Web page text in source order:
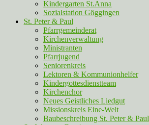
Kindergarten St.Anna
Sozialstation Göggingen
St. Peter & Paul
Pfarrgemeinderat
Kirchenverwaltung
Ministranten
Pfarrjugend
Seniorenkreis
Lektoren & Kommunionhelfer
Kindergottesdienstteam
Kirchenchor
Neues Geistliches Liedgut
Missionskreis Eine-Welt
Baubeschreibung St. Peter & Paul